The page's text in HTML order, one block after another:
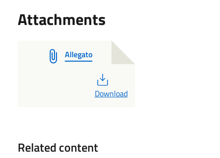
Attachments
Allegato
PDF
Download
Related content